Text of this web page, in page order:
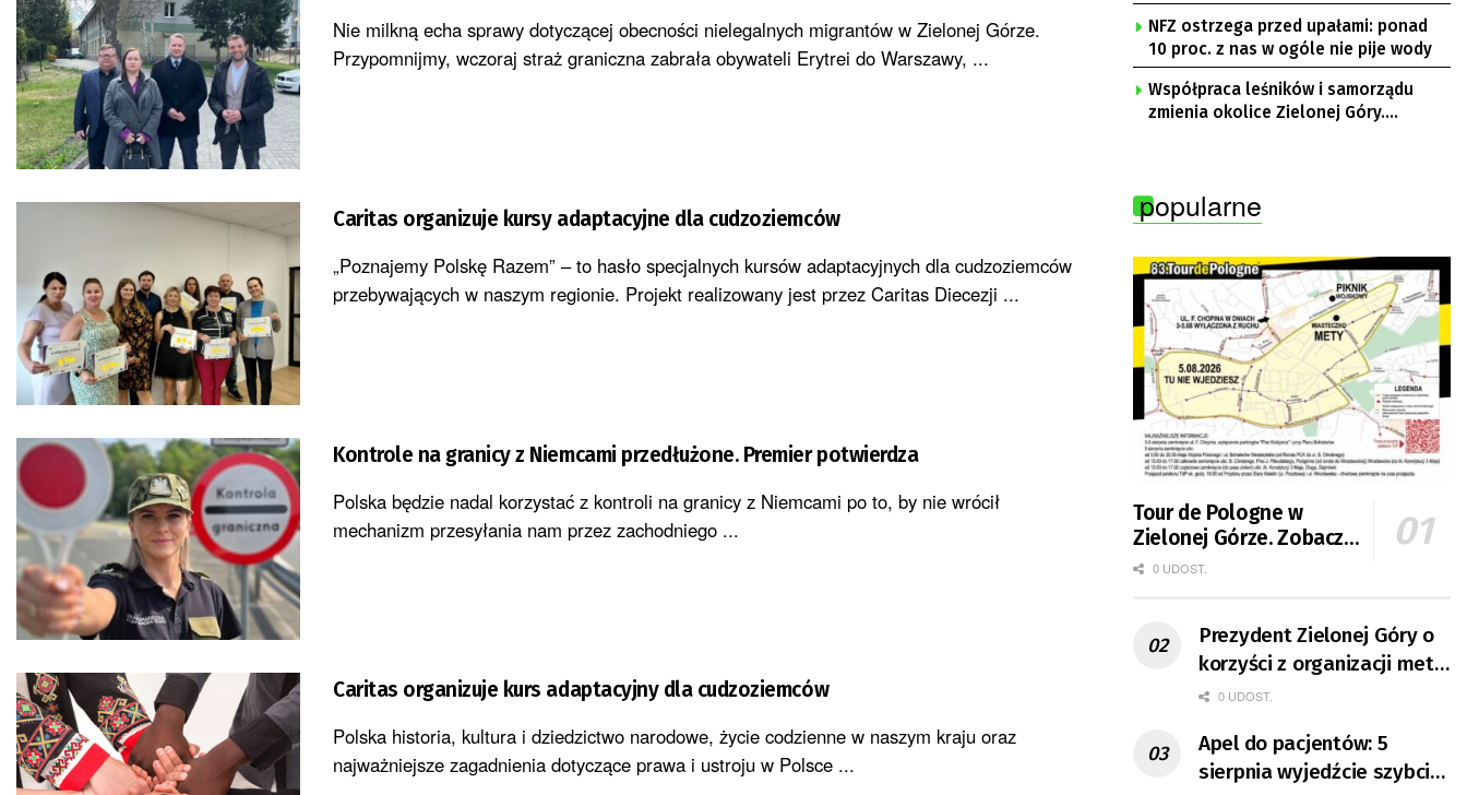
Nie milkną echa sprawy dotyczącej obecności nielegalnych migrantów w Zielonej Górze.
Przypomnijmy, wczoraj straż graniczna zabrała obywateli Erytrei do Warszawy, ...
Caritas organizuje kursy adaptacyjne dla cudzoziemców
„Poznajemy Polskę Razem” – to hasło specjalnych kursów adaptacyjnych dla cudzoziemców
przebywających w naszym regionie. Projekt realizowany jest przez Caritas Diecezji ...
Kontrole na granicy z Niemcami przedłużone. Premier potwierdza
Polska będzie nadal korzystać z kontroli na granicy z Niemcami po to, by nie wrócił
mechanizm przesyłania nam przez zachodniego ...
Caritas organizuje kurs adaptacyjny dla cudzoziemców
Polska historia, kultura i dziedzictwo narodowe, życie codzienne w naszym kraju oraz
najważniejsze zagadnienia dotyczące prawa i ustroju w Polsce ...
NFZ ostrzega przed upałami: ponad
10 proc. z nas w ogóle nie pije wody
Współpraca leśników i samorządu
zmienia okolice Zielonej Góry.
popularne
Tour de Pologne w
Zielonej Górze. Zobacz
zmiany w organizacji
0 UDOST.
Prezydent Zielonej Góry o
korzyści z organizacji mety
Tour de Pologne
0 UDOST.
Apel do pacjentów: 5
sierpnia wyjedźcie szybciej